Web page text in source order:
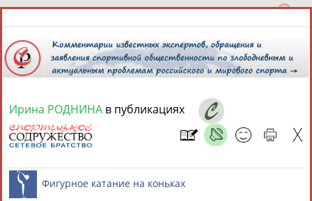
8 августа 2026 года,
СПОРТСМЕНЫ, ТРЕНЕРЫ И СПЕЦИАЛИСТЫ
Ирина РОДНИНА в публикациях